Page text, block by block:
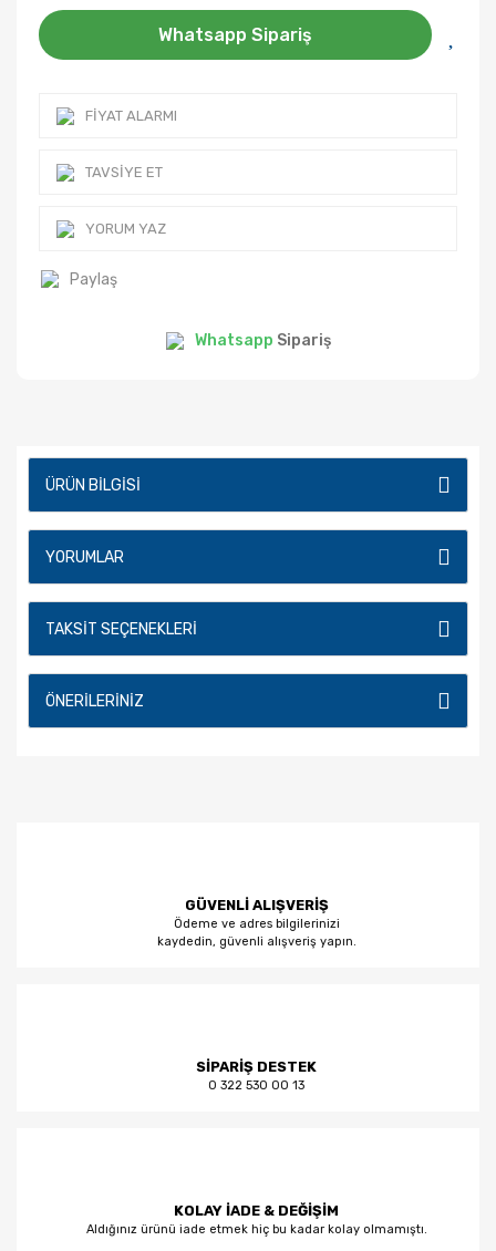
Whatsapp Sipariş
FIYAT ALARMI
TAVSIYE ET
YORUM YAZ
Paylaş
Whatsapp Sipariş
ÜRÜN BILGISI
YORUMLAR
TAKSIT SEÇENEKLERI
ÖNERILERINIZ
GÜVENLİ ALIŞVERİŞ
Ödeme ve adres bilgilerinizi
kaydedin, güvenli alışveriş yapın.
SİPARİŞ DESTEK
0 322 530 00 13
KOLAY İADE & DEĞİŞİM
Aldığınız ürünü iade etmek hiç bu kadar kolay olmamıştı.